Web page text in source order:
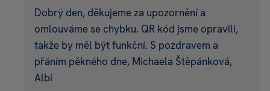
Dobrý den, děkujeme za upozornění a
omlouváme se chybku. QR kód jsme opravili,
takže by měl být funkční. S pozdravem a
přáním pěkného dne, Michaela Štěpánková,
Albi